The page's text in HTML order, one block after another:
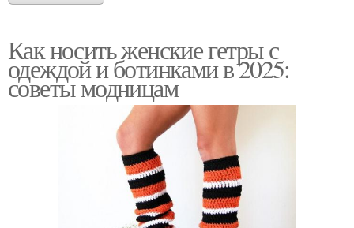
Как носить женские гетры с
одеждой и ботинками в 2025:
советы модницам